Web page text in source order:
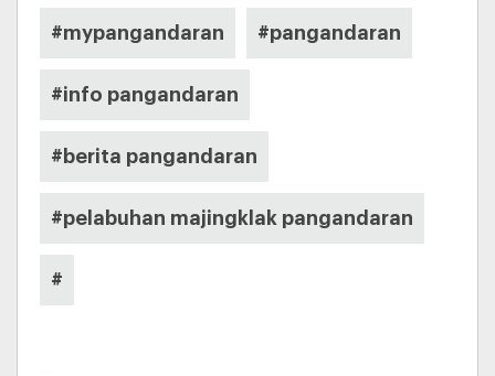
#mypangandaran #pangandaran
#info pangandaran
#berita pangandaran
#pelabuhan majingklak pangandaran
#